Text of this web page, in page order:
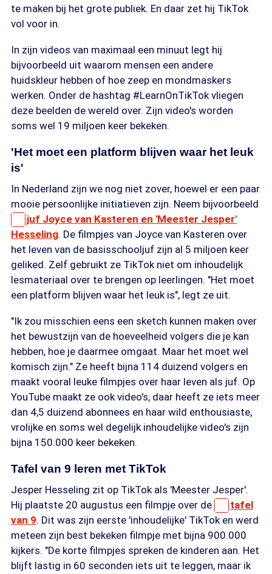
te maken bij het grote publiek. En daar zet hij TikTok
vol voor in.
In zijn videos van maximaal een minuut legt hij
bijvoorbeeld uit waarom mensen een andere
huidskleur hebben of hoe zeep en mondmaskers
werken. Onder de hashtag #LearnOnTikTok vliegen
deze beelden de wereld over. Zijn video's worden
soms wel 19 miljoen keer bekeken.
'Het moet een platform blijven waar het leuk
is'
In Nederland zijn we nog niet zover, hoewel er een paar
mooie persoonlijke initiatieven zijn. Neem bijvoorbeeld
juf Joyce van Kasteren en 'Meester Jesper'
Hesseling. De filmpjes van Joyce van Kasteren over
het leven van de basisschooljuf zijn al 5 miljoen keer
geliked. Zelf gebruikt ze TikTok niet om inhoudelijk
lesmateriaal over te brengen op leerlingen. "Het moet
een platform blijven waar het leuk is", legt ze uit.
"Ik zou misschien eens een sketch kunnen maken over
het bewustzijn van de hoeveelheid volgers die je kan
hebben, hoe je daarmee omgaat. Maar het moet wel
komisch zijn." Ze heeft bijna 114 duizend volgers en
maakt vooral leuke filmpjes over haar leven als juf. Op
YouTube maakt ze ook video's, daar heeft ze iets meer
dan 4,5 duizend abonnees en haar wild enthousiaste,
vrolijke en soms wel degelijk inhoudelijke video's zijn
bijna 150.000 keer bekeken.
Tafel van 9 leren met TikTok
Jesper Hesseling zit op TikTok als 'Meester Jesper'.
Hij plaatste 20 augustus een filmpje over de
tafel
van 9. Dit was zijn eerste 'inhoudelijke' TikTok en werd
meteen zijn best bekeken filmpje met bijna 900.000
kijkers. "De korte filmpjes spreken de kinderen aan. Het
blijft lastig in 60 seconden iets uit te leggen, maar ik